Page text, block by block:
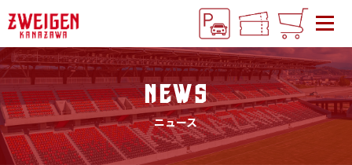
NEWS
ニュース